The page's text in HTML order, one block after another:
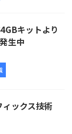
キットより
生中
ックス技術